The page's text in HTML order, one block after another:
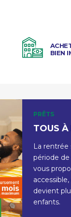
BIEN
PRÊTS
TOUS À
La rentrée
période de
vous
devient
enfants.